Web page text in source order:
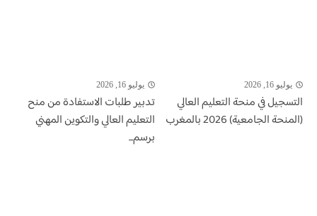
يوليو 16, 2026
التسجيل في منحة التعليم العالي
(المنحة الجامعية) 2026 بالمغرب
يوليو 16, 2026
تدبير طلبات الاستفادة من منح
التعليم العالي والتكوين المهني
برسم...